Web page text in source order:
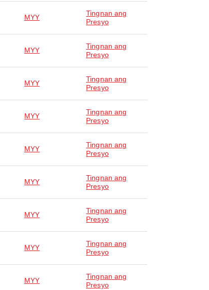
MYY
Tingnan ang
Presyo
MYY
Tingnan ang
Presyo
MYY
Tingnan ang
Presyo
MYY
Tingnan ang
Presyo
MYY
Tingnan ang
Presyo
MYY
Tingnan ang
Presyo
MYY
Tingnan ang
Presyo
MYY
Tingnan ang
Presyo
MYY
Tingnan ang
Presyo